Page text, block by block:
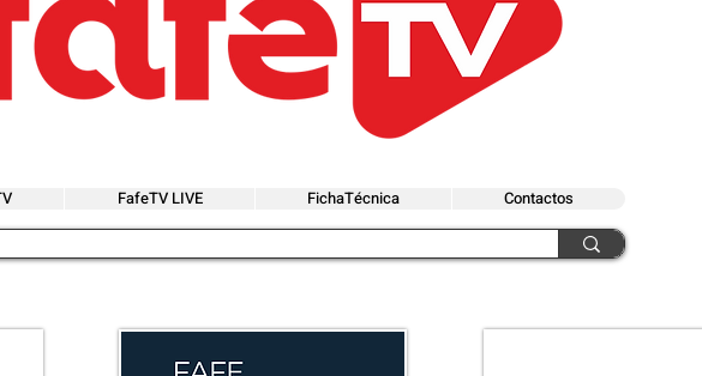
FafeTV LIVE FichaTécnica Contactos